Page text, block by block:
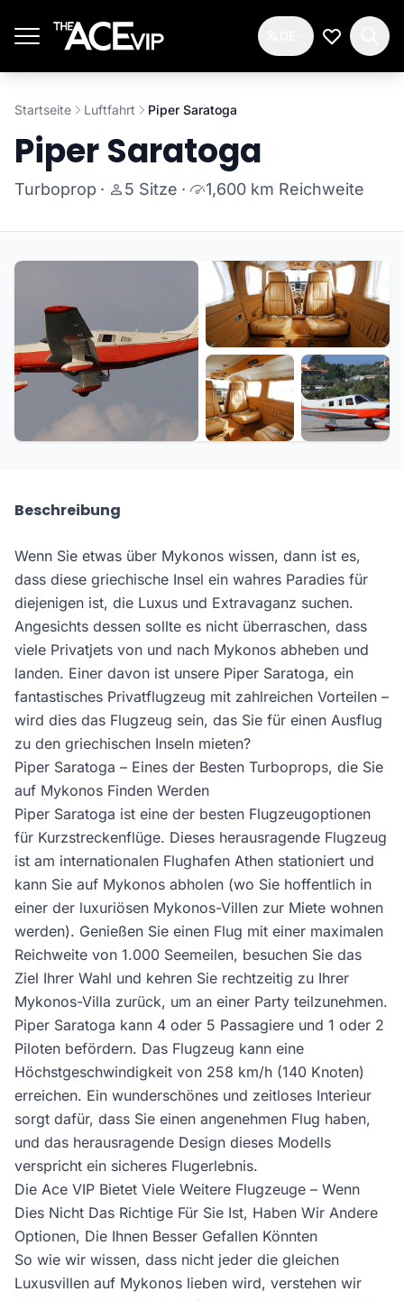
Meine
Startseite Luftfahrt Piper Saratoga
Piper Saratoga
Turboprop · 5 Sitze · 1,600 km Reichweite
Beschreibung
Wenn Sie etwas über Mykonos wissen, dann ist es,
dass diese griechische Insel ein wahres Paradies für
diejenigen ist, die Luxus und Extravaganz suchen.
Angesichts dessen sollte es nicht überraschen, dass
viele Privatjets von und nach Mykonos abheben und
landen. Einer davon ist unsere Piper Saratoga, ein
fantastisches Privatflugzeug mit zahlreichen Vorteilen –
wird dies das Flugzeug sein, das Sie für einen Ausflug
zu den griechischen Inseln mieten?
Piper Saratoga – Eines der Besten Turboprops, die Sie
auf Mykonos Finden Werden
Piper Saratoga ist eine der besten Flugzeugoptionen
für Kurzstreckenflüge. Dieses herausragende Flugzeug
ist am internationalen Flughafen Athen stationiert und
kann Sie auf Mykonos abholen (wo Sie hoffentlich in
einer der luxuriösen Mykonos-Villen zur Miete wohnen
werden). Genießen Sie einen Flug mit einer maximalen
Reichweite von 1.000 Seemeilen, besuchen Sie das
Ziel Ihrer Wahl und kehren Sie rechtzeitig zu Ihrer
Mykonos-Villa zurück, um an einer Party teilzunehmen.
Piper Saratoga kann 4 oder 5 Passagiere und 1 oder 2
Piloten befördern. Das Flugzeug kann eine
Höchstgeschwindigkeit von 258 km/h (140 Knoten)
erreichen. Ein wunderschönes und zeitloses Interieur
sorgt dafür, dass Sie einen angenehmen Flug haben,
und das herausragende Design dieses Modells
verspricht ein sicheres Flugerlebnis.
Die Ace VIP Bietet Viele Weitere Flugzeuge – Wenn
Dies Nicht Das Richtige Für Sie Ist, Haben Wir Andere
Optionen, Die Ihnen Besser Gefallen Könnten
So wie wir wissen, dass nicht jeder die gleichen
Luxusvillen auf Mykonos lieben wird, verstehen wir